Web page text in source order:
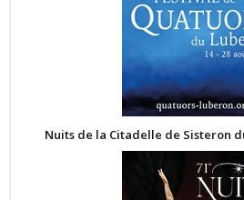
Nuits de la Citadelle de Sisteron